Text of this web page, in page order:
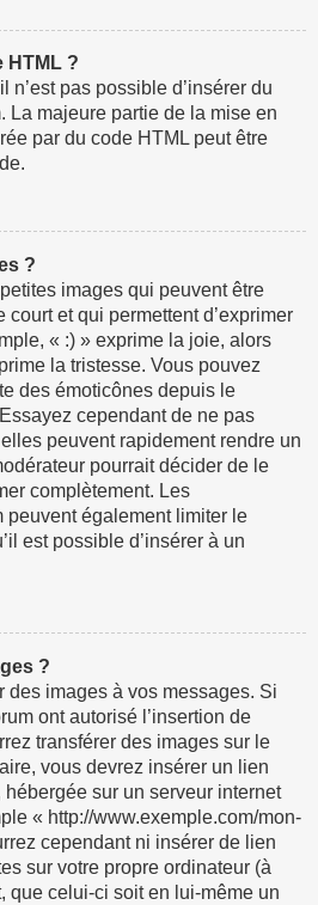
HTML ?
n’est pas possible d’insérer du
La majeure partie de la mise en
par du code HTML peut être
?
images qui peuvent être
et qui permettent d’exprimer
« :) » exprime la joie, alors
la tristesse. Vous pouvez
des émoticônes depuis le
cependant de ne pas
peuvent rapidement rendre un
pourrait décider de le
complètement. Les
peuvent également limiter le
est possible d’insérer à un
?
des images à vos messages. Si
ont autorisé l’insertion de
transférer des images sur le
vous devrez insérer un lien
sur un serveur internet
« http://www.exemple.com/mon-
cependant ni insérer de lien
sur votre propre ordinateur (à
que celui-ci soit en lui-même un